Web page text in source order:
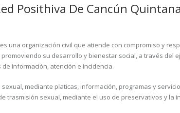
Posithiva De Cancún
es una organización civil que atiende con compromiso y
promoviendo su desarrollo y bienestar social, a través del
información, atención e incidencia.
mediante platicas, información, programas y
trasmisión sexual, mediante el uso de preservativos y la